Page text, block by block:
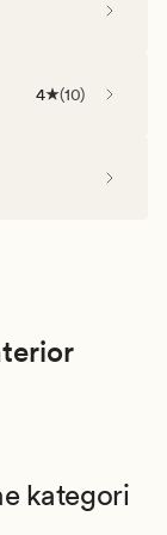
4 (10)
kategori